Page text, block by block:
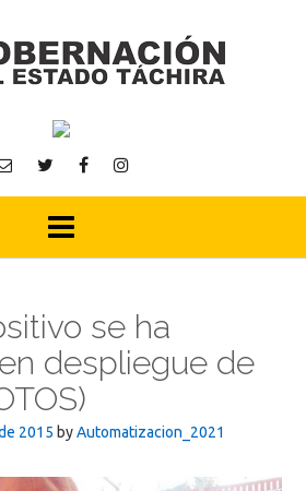
se ha
despliegue de
2015 byAutomatizacion_2021